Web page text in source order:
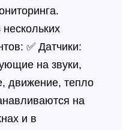
✅ Датчики:
на звуки,
движение, тепло
на
и в